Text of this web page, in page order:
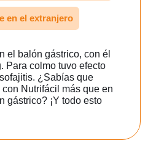
en el extranjero
el balón gástrico, con él
Para colmo tuvo efecto
¿Sabías que
Nutrifácil más que en
gástrico? ¡Y todo esto